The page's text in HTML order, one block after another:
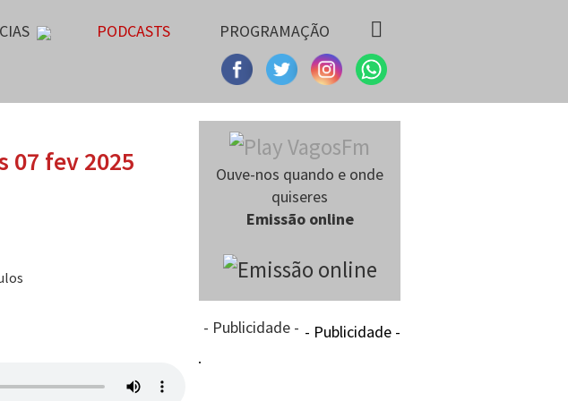
PODCASTS PROGRAMAÇÃO
07 fev 2025
Ouve-nos quando e onde
quiseres
Emissão online
- Publicidade - - Publicidade -